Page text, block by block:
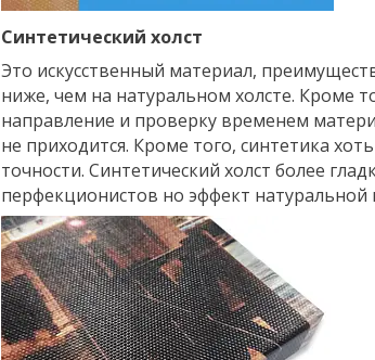
Синтетический холст
Это искусственный материал,
ниже, чем на натуральном холсте. Кроме
направление и проверку временем
не приходится. Кроме того, синтетика
точности. Синтетический холст более
перфекционистов но эффект натуральной